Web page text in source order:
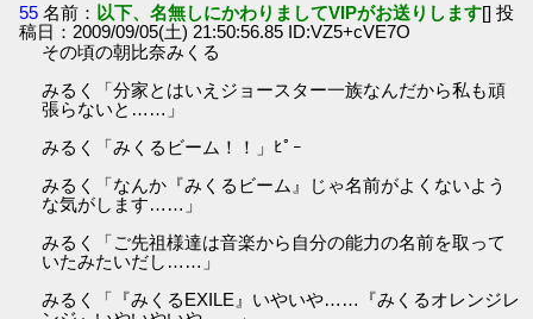
55 名前： 以下、名無しにかわりましてVIPがお送りします[] 投
稿日：2009/09/05(土) 21:50:56.85 ID:VZ5+cVE7O
その頃の朝比奈みくる
みるく「分家とはいえジョースター一族なんだから私も頑
張らないと……」
みるく「みくるビーム！！」ﾋﾟｰ
みるく「なんか『みくるビーム』じゃ名前がよくないよう
な気がします……」
みるく「ご先祖様達は音楽から自分の能力の名前を取って
いたみたいだし……」
みるく「『みくるEXILE』いやいや……『みくるオレンジレ